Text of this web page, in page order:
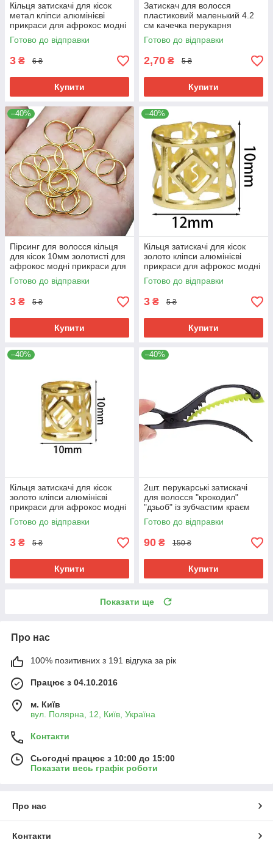
Кільця затискачі для кісок
метал кліпси алюмінієві
прикраси для афрокос модні
аксесуари для зачісок дред
Готово до відправки
3 ₴ 6 ₴
Купити
Затискач для волосся
пластиковий маленький 4.2
см качечка перукарня
пробірна для фіксації
волосся
Готово до відправки
2,70 ₴ 5 ₴
Купити
–40%
Пірсинг для волосся кільця
для кісок 10мм золотисті для
афрокос модні прикраси для
зачісок дред метал
Готово до відправки
3 ₴ 5 ₴
Купити
–40%
Кільця затискачі для кісок
золото кліпси алюмінієві
прикраси для афрокос модні
аксесуари для зачісок дред
Готово до відправки
3 ₴ 5 ₴
Купити
–40%
Кільця затискачі для кісок
золото кліпси алюмінієві
прикраси для афрокос модні
аксесуари для зачісок дред
Готово до відправки
3 ₴ 5 ₴
Купити
–40%
2шт. перукарські затискачі
для волосся "крокодил"
"дзьоб" із зубчастим краєм
довгі вузькі шпильки з
пластику
Готово до відправки
90 ₴ 150 ₴
Купити
Показати ще
Про нас
100% позитивних з 191 відгука за рік
Працює з 04.10.2016
м. Київ
вул. Полярна, 12, Київ, Україна
Контакти
Сьогодні працює з 10:00 до 15:00
Показати весь графік роботи
Про нас
Контакти